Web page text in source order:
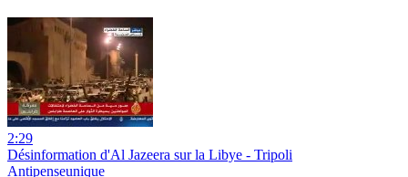
2:29
Désinformation d'Al Jazeera sur la Libye - Tripoli
Antipenseunique